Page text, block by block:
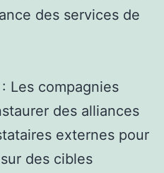
des services de
Les compagnies
des alliances
externes pour
des cibles